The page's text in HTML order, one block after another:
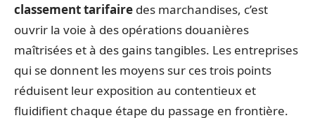
classement tarifaire des marchandises, c’est
ouvrir la voie à des opérations douanières
maîtrisées et à des gains tangibles. Les entreprises
qui se donnent les moyens sur ces trois points
réduisent leur exposition au contentieux et
fluidifient chaque étape du passage en frontière.